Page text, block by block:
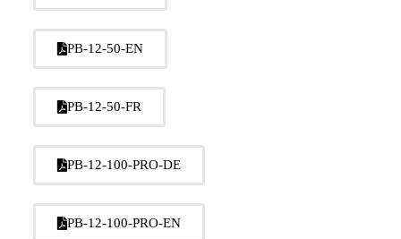
PB-12-50-EN
PB-12-50-FR
PB-12-100-PRO-DE
PB-12-100-PRO-EN